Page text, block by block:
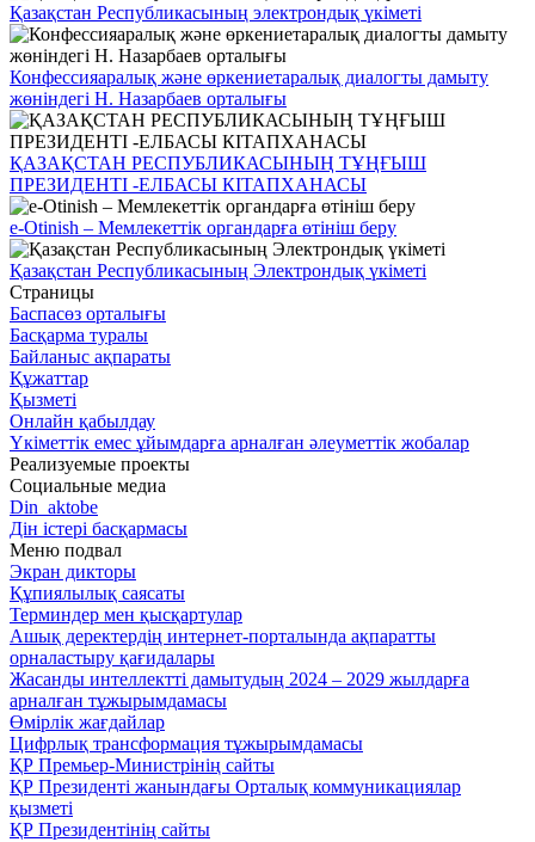
Қазақстан Республикасының электрондық үкіметі
Конфессияаралық және өркениетаралық диалогты дамыту
жөніндегі Н. Назарбаев орталығы
ҚАЗАҚСТАН РЕСПУБЛИКАСЫНЫҢ ТҰҢҒЫШ
ПРЕЗИДЕНТІ -ЕЛБАСЫ КІТАПХАНАСЫ
e-Otinish – Мемлекеттік органдарға өтініш беру
Қазақстан Республикасының Электрондық үкіметі
Страницы
Баспасөз орталығы
Басқарма туралы
Байланыс ақпараты
Құжаттар
Қызметі
Онлайн қабылдау
Үкіметтік емес ұйымдарға арналған әлеуметтік жобалар
Реализуемые проекты
Социальные медиа
Din_aktobe
Дін істері басқармасы
Меню подвал
Экран дикторы
Құпиялылық саясаты
Терминдер мен қысқартулар
Ашық деректердің интернет-порталында ақпаратты
орналастыру қағидалары
Жасанды интеллектті дамытудың 2024 – 2029 жылдарға
арналған тұжырымдамасы
Өмірлік жағдайлар
Цифрлық трансформация тұжырымдамасы
ҚР Премьер-Министрінің сайты
ҚР Президенті жанындағы Орталық коммуникациялар
қызметі
ҚР Президентінің сайты